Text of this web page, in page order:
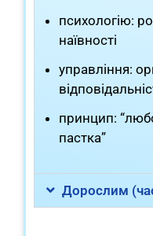
психологію:
наївності
управління:
принцип:
пастка”
Дорослим